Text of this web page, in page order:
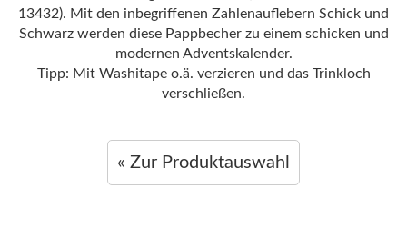
13432). Mit den inbegriffenen Zahlenauflebern Schick und
Schwarz werden diese Pappbecher zu einem schicken und
modernen Adventskalender.
Tipp: Mit Washitape o.ä. verzieren und das Trinkloch
verschließen.
« Zur Produktauswahl